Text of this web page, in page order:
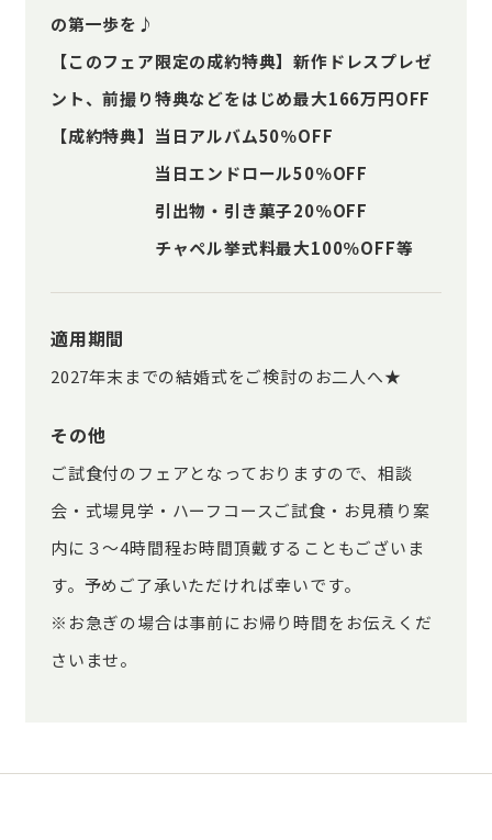
の第一歩を♪
【このフェア限定の成約特典】新作ドレスプレゼ
ント、前撮り特典などをはじめ最大166万円OFF
【成約特典】当日アルバム50％OFF
当日エンドロール50％OFF
引出物・引き菓子20％OFF
チャペル挙式料最大100％OFF等
適用期間
2027年末までの結婚式をご検討のお二人へ★
その他
ご試食付のフェアとなっておりますので、相談
会・式場見学・ハーフコースご試食・お見積り案
内に３～4時間程お時間頂戴することもございま
す。予めご了承いただければ幸いです。
※お急ぎの場合は事前にお帰り時間をお伝えくだ
さいませ。